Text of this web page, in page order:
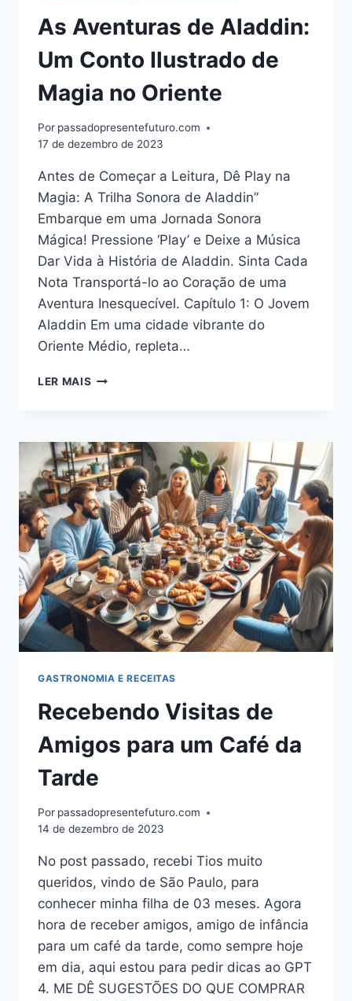
As Aventuras de Aladdin:
Um Conto Ilustrado de
Magia no Oriente
Por passadopresentefuturo.com
17 de dezembro de 2023
Antes de Começar a Leitura, Dê Play na
Magia: A Trilha Sonora de Aladdin”
Embarque em uma Jornada Sonora
Mágica! Pressione ‘Play’ e Deixe a Música
Dar Vida à História de Aladdin. Sinta Cada
Nota Transportá-lo ao Coração de uma
Aventura Inesquecível. Capítulo 1: O Jovem
Aladdin Em uma cidade vibrante do
Oriente Médio, repleta…
LER MAIS AS
UM
CONTO
ILUSTRADO
DE
MAGIA
NO
ORIENTE
GASTRONOMIA E RECEITAS
Recebendo Visitas de
Amigos para um Café da
Tarde
Por passadopresentefuturo.com
14 de dezembro de 2023
No post passado, recebi Tios muito
queridos, vindo de São Paulo, para
conhecer minha filha de 03 meses. Agora
hora de receber amigos, amigo de infância
para um café da tarde, como sempre hoje
em dia, aqui estou para pedir dicas ao GPT
4. ME DÊ SUGESTÕES DO QUE COMPRAR